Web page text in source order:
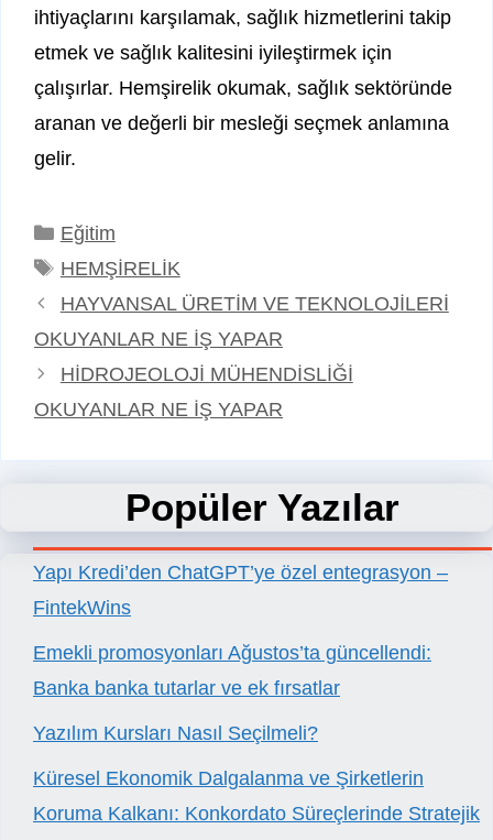
ihtiyaçlarını karşılamak, sağlık hizmetlerini takip
etmek ve sağlık kalitesini iyileştirmek için
çalışırlar. Hemşirelik okumak, sağlık sektöründe
aranan ve değerli bir mesleği seçmek anlamına
gelir.
Kategoriler
Eğitim
Etiketler
HEMŞİRELİK
HAYVANSAL ÜRETİM VE TEKNOLOJİLERİ
OKUYANLAR NE İŞ YAPAR
HİDROJEOLOJİ MÜHENDİSLİĞİ
OKUYANLAR NE İŞ YAPAR
Popüler Yazılar
Yapı Kredi’den ChatGPT’ye özel entegrasyon –
FintekWins
Emekli promosyonları Ağustos’ta güncellendi:
Banka banka tutarlar ve ek fırsatlar
Yazılım Kursları Nasıl Seçilmeli?
Küresel Ekonomik Dalgalanma ve Şirketlerin
Koruma Kalkanı: Konkordato Süreçlerinde Stratejik